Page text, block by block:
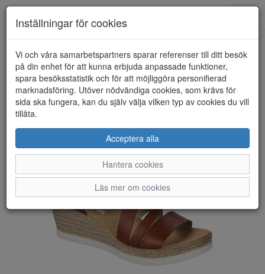
HEM RIEKER
Inställningar för cookies
Vi och våra samarbetspartners sparar referenser till ditt besök
på din enhet för att kunna erbjuda anpassade funktioner,
spara besöksstatistik och för att möjliggöra personifierad
marknadsföring. Utöver nödvändiga cookies, som krävs för
sida ska fungera, kan du själv välja vilken typ av cookies du vill
tillåta.
Acceptera alla
Hantera cookies
Läs mer om cookies